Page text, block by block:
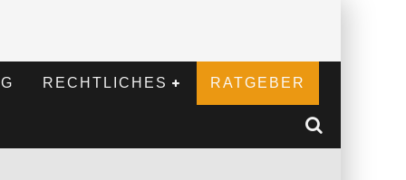
RECHTLICHES RATGEBER